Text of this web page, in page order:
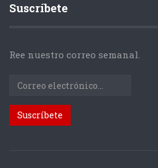
Suscríbete
Ree nuestro correo semanal.